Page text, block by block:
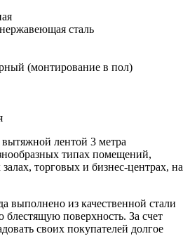
сталь
(монтирование в пол)
лентой 3 метра
типах помещений,
торговых и бизнес-центрах, на
выполнено из качественной стали
поверхность. За счет
своих покупателей долгое